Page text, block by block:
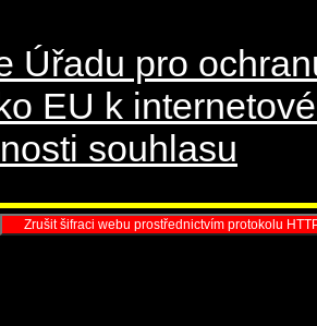
Úřadu pro
EU k
souhlasu
Zrušit šifraci webu prostřednictvím protokolu